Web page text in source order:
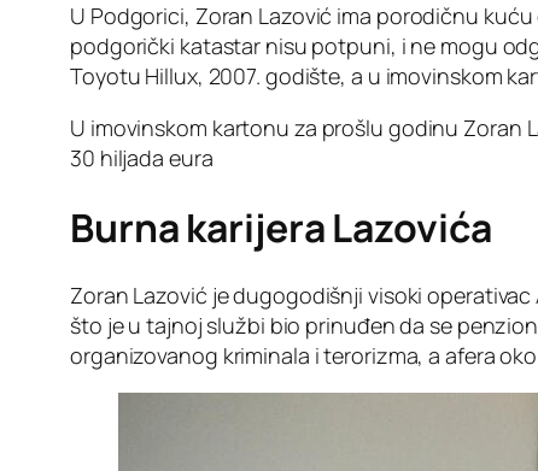
U Podgorici, Zoran Lazović ima porodičnu
podgorički katastar nisu potpuni, i ne mogu
Toyotu Hillux, 2007. godište, a u imovinskom
U imovinskom kartonu za prošlu godinu Zoran
30 hiljada eura
Burna karijera Lazovića
Zoran Lazović je dugogodišnji visoki
što je u tajnoj službi bio prinuđen da se
organizovanog kriminala i terorizma, a afera